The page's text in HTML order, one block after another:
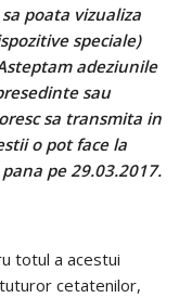
poata vizualiza
speciale)
adeziunile
sau
sa transmita in
o pot face la
pe 29.03.2017.
totul a acestui
cetatenilor,